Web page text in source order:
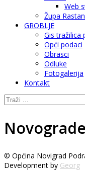
Web
Župa
GROBLJE
Gis tražilica
Opći podaci
Obrasci
Odluke
Fotogalerija
Kontakt
© Općina Novigrad
Development by Georg